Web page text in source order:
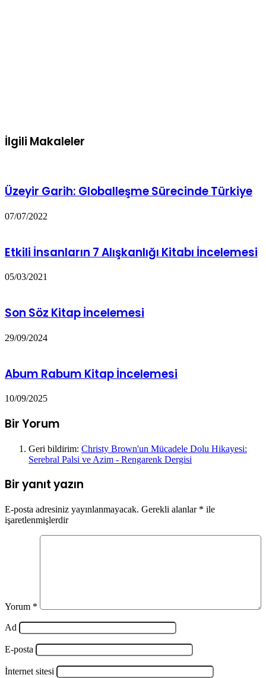
İlgili Makaleler
Üzeyir Garih: Globalleşme Sürecinde Türkiye
07/07/2022
Etkili İnsanların 7 Alışkanlığı Kitabı İncelemesi
05/03/2021
Son Söz Kitap İncelemesi
29/09/2024
Abum Rabum Kitap İncelemesi
10/09/2025
Bir Yorum
Geri bildirim: Christy Brown'un Mücadele Dolu Hikayesi:
Serebral Palsi ve Azim - Rengarenk Dergisi
Bir yanıt yazın
E-posta adresiniz yayınlanmayacak. Gerekli alanlar * ile
işaretlenmişlerdir
Yorum *
Ad
E-posta
İnternet sitesi